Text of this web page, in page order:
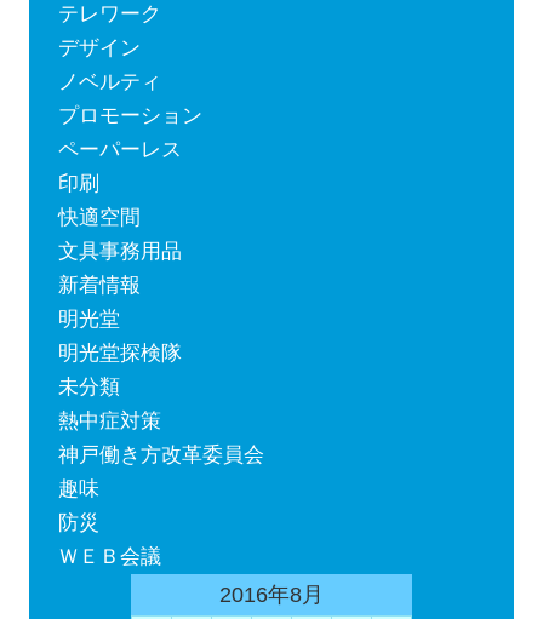
テレワーク
デザイン
ノベルティ
プロモーション
ペーパーレス
印刷
快適空間
文具事務用品
新着情報
明光堂
明光堂探検隊
未分類
熱中症対策
神戸働き方改革委員会
趣味
防災
ＷＥＢ会議
2016年8月